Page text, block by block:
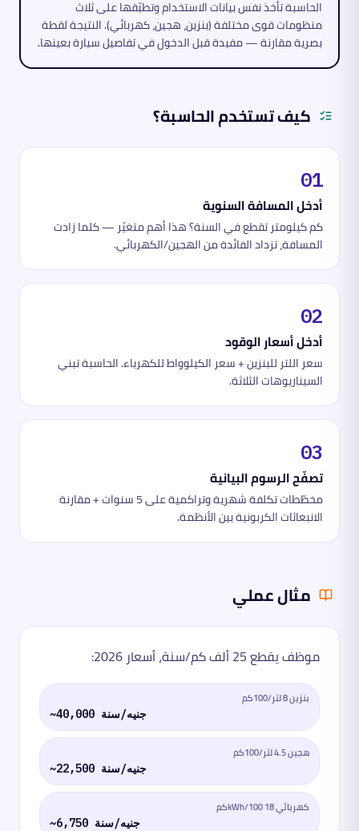
الحاسبة تأخذ نفس بيانات الاستخدام وتطبّقها على ثلاث
منظومات قوى مختلفة (بنزين، هجين، كهربائي). النتيجة لقطة
بصرية مقارنة — مفيدة قبل الدخول في تفاصيل سيارة بعينها.
كيف تستخدم الحاسبة؟
01
أدخل المسافة السنوية
كم كيلومتر تقطع في السنة؟ هذا أهم متغيّر — كلما زادت
المسافة، تزداد الفائدة من الهجين/الكهربائي.
02
أدخل أسعار الوقود
سعر اللتر للبنزين + سعر الكيلوواط للكهرباء. الحاسبة تبني
السيناريوهات الثلاثة.
03
تصفّح الرسوم البيانية
مخطّطات تكلفة شهرية وتراكمية على 5 سنوات + مقارنة
الانبعاثات الكربونية بين الأنظمة.
مثال عملي
موظف يقطع 25 ألف كم/سنة، أسعار 2026:
بنزين 8 لتر/100كم
~40,000 جنيه/سنة
هجين 4.5 لتر/100كم
~22,500 جنيه/سنة
كهربائي 18 kWh/100كم
~6,750 جنيه/سنة